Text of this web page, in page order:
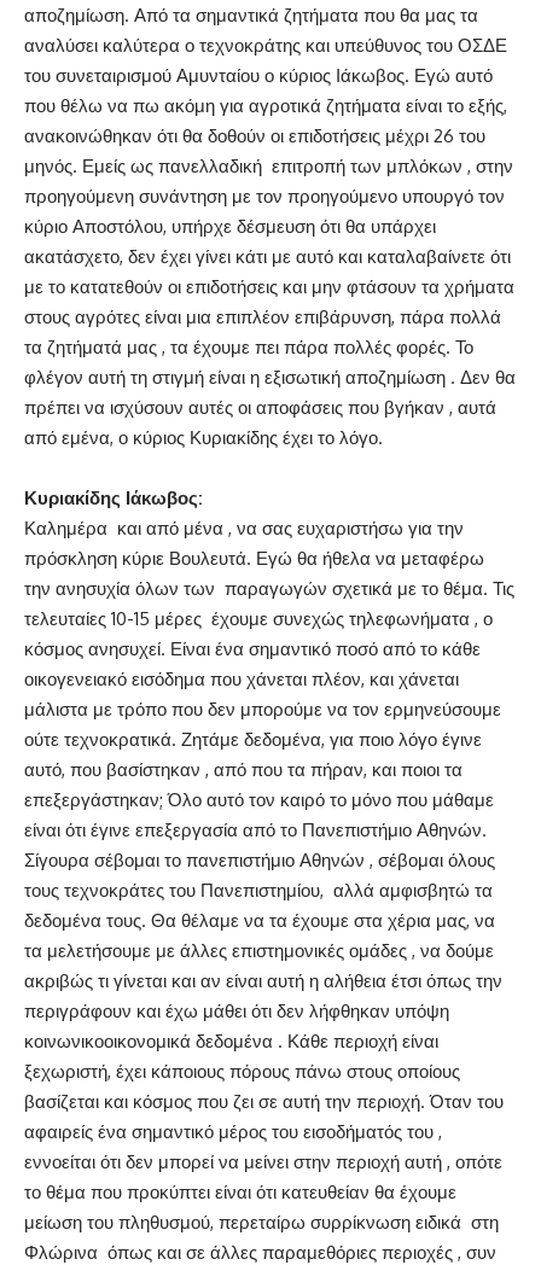
αποζημίωση. Από τα σημαντικά ζητήματα που θα μας τα
αναλύσει καλύτερα ο τεχνοκράτης και υπεύθυνος του ΟΣΔΕ
του συνεταιρισμού Αμυνταίου ο κύριος Ιάκωβος. Εγώ αυτό
που θέλω να πω ακόμη για αγροτικά ζητήματα είναι το εξής,
ανακοινώθηκαν ότι θα δοθούν οι επιδοτήσεις μέχρι 26 του
μηνός. Εμείς ως πανελλαδική επιτροπή των μπλόκων , στην
προηγούμενη συνάντηση με τον προηγούμενο υπουργό τον
κύριο Αποστόλου, υπήρχε δέσμευση ότι θα υπάρχει
ακατάσχετο, δεν έχει γίνει κάτι με αυτό και καταλαβαίνετε ότι
με το κατατεθούν οι επιδοτήσεις και μην φτάσουν τα χρήματα
στους αγρότες είναι μια επιπλέον επιβάρυνση, πάρα πολλά
τα ζητήματά μας , τα έχουμε πει πάρα πολλές φορές. Το
φλέγον αυτή τη στιγμή είναι η εξισωτική αποζημίωση . Δεν θα
πρέπει να ισχύσουν αυτές οι αποφάσεις που βγήκαν , αυτά
από εμένα, ο κύριος Κυριακίδης έχει το λόγο.
Κυριακίδης Ιάκωβος:
Καλημέρα και από μένα , να σας ευχαριστήσω για την
πρόσκληση κύριε Βουλευτά. Εγώ θα ήθελα να μεταφέρω
την ανησυχία όλων των παραγωγών σχετικά με το θέμα. Τις
τελευταίες 10-15 μέρες έχουμε συνεχώς τηλεφωνήματα , ο
κόσμος ανησυχεί. Είναι ένα σημαντικό ποσό από το κάθε
οικογενειακό εισόδημα που χάνεται πλέον, και χάνεται
μάλιστα με τρόπο που δεν μπορούμε να τον ερμηνεύσουμε
ούτε τεχνοκρατικά. Ζητάμε δεδομένα, για ποιο λόγο έγινε
αυτό, που βασίστηκαν , από που τα πήραν, και ποιοι τα
επεξεργάστηκαν; Όλο αυτό τον καιρό το μόνο που μάθαμε
είναι ότι έγινε επεξεργασία από το Πανεπιστήμιο Αθηνών.
Σίγουρα σέβομαι το πανεπιστήμιο Αθηνών , σέβομαι όλους
τους τεχνοκράτες του Πανεπιστημίου, αλλά αμφισβητώ τα
δεδομένα τους. Θα θέλαμε να τα έχουμε στα χέρια μας, να
τα μελετήσουμε με άλλες επιστημονικές ομάδες , να δούμε
ακριβώς τι γίνεται και αν είναι αυτή η αλήθεια έτσι όπως την
περιγράφουν και έχω μάθει ότι δεν λήφθηκαν υπόψη
κοινωνικοοικονομικά δεδομένα . Κάθε περιοχή είναι
ξεχωριστή, έχει κάποιους πόρους πάνω στους οποίους
βασίζεται και κόσμος που ζει σε αυτή την περιοχή. Όταν του
αφαιρείς ένα σημαντικό μέρος του εισοδήματός του ,
εννοείται ότι δεν μπορεί να μείνει στην περιοχή αυτή , οπότε
το θέμα που προκύπτει είναι ότι κατευθείαν θα έχουμε
μείωση του πληθυσμού, περεταίρω συρρίκνωση ειδικά στη
Φλώρινα όπως και σε άλλες παραμεθόριες περιοχές , συν